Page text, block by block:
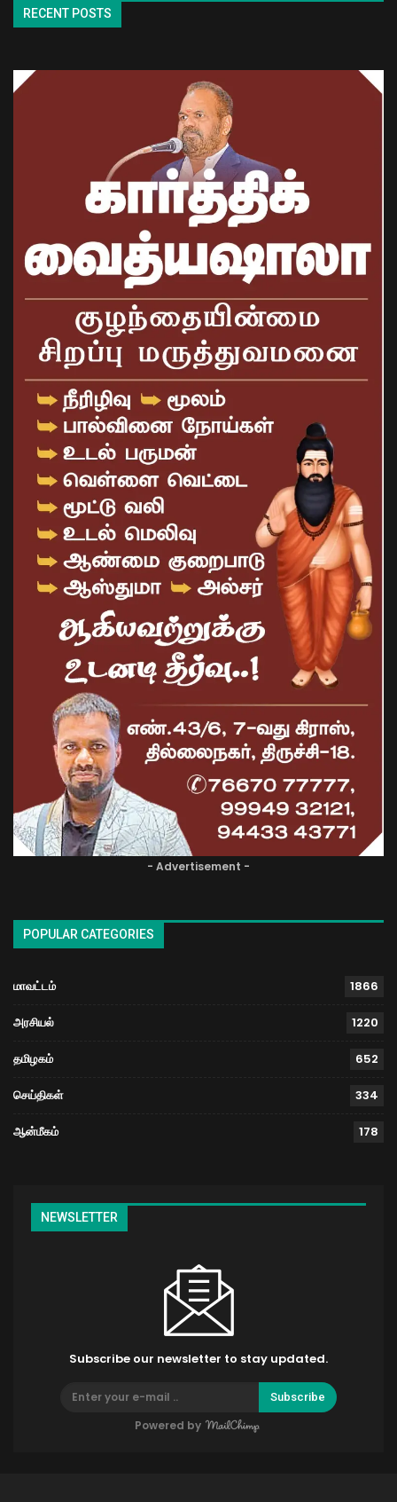
RECENT POSTS
- Advertisement -
POPULAR CATEGORIES
மாவட்டம் 1866
அரசியல் 1220
தமிழகம் 652
செய்திகள் 334
ஆன்மீகம் 178
NEWSLETTER
Subscribe our newsletter to stay updated.
Subscribe
Powered by